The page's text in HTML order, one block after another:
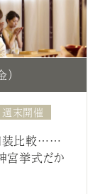
週末開催
装比較……
宮挙式だか